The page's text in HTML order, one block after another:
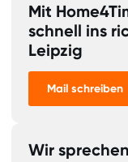
Mit
schnell ins
Leipzig
Mail schreiben
Wir sprechen